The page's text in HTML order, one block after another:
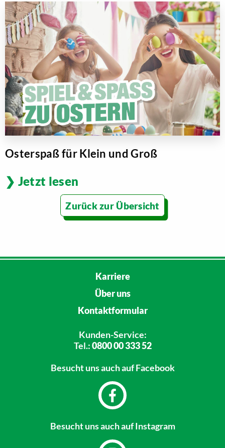
Osterspaß für Klein und Groß
Jetzt lesen
Zurück zur Übersicht
Karriere
Über uns
Kontaktformular
Kunden-Service:
Tel.:0800 00 333 52
Besucht unsauch auf Facebook
Besucht unsauch auf Instagram